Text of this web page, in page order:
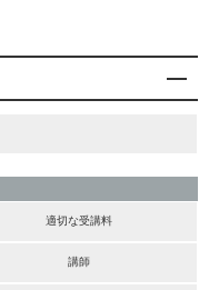
適切な受講料
講師